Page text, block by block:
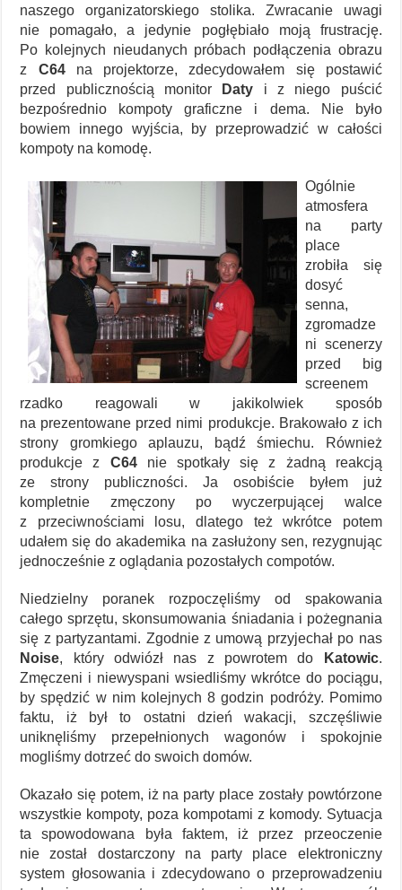
naszego organizatorskiego stolika. Zwracanie uwagi
nie pomagało, a jedynie pogłębiało moją frustrację.
Po kolejnych nieudanych próbach podłączenia obrazu
z C64na projektorze, zdecydowałem się postawić
przed publicznością monitor
Daty i z niego puścić
bezpośrednio kompoty graficzne i dema. Nie było
bowiem innego wyjścia, by przeprowadzić w całości
kompoty na komodę.
Ogólnie
atmosfera
na party
place
zrobiła się
dosyć
senna,
zgromadze
ni scenerzy
przed big
screenem
rzadko reagowali w jakikolwiek sposób
na prezentowane przed nimi produkcje. Brakowało z ich
strony gromkiego aplauzu, bądź śmiechu. Również
produkcje z C64nie spotkały się z żadną reakcją
ze strony publiczności. Ja osobiście byłem już
kompletnie zmęczony po wyczerpującej walce
z przeciwnościami losu, dlatego też wkrótce potem
udałem się do akademika na zasłużony sen, rezygnując
jednocześnie z oglądania pozostałych compotów.
Niedzielny poranek rozpoczęliśmy od spakowania
całego sprzętu, skonsumowania śniadania i pożegnania
się z partyzantami. Zgodnie z umową przyjechał po nas
Noise, który odwiózł nas z powrotem do Katowic.
Zmęczeni i niewyspani wsiedliśmy wkrótce do pociągu,
by spędzić w nim kolejnych 8 godzin podróży. Pomimo
faktu, iż był to ostatni dzień wakacji, szczęśliwie
uniknęliśmy przepełnionych wagonów i spokojnie
mogliśmy dotrzeć do swoich domów.
Okazało się potem, iż na party place zostały powtórzone
wszystkie kompoty, poza kompotami z komody. Sytuacja
ta spowodowana była faktem, iż przez przeoczenie
nie został dostarczony na party place elektroniczny
system głosowania i zdecydowano o przeprowadzeniu